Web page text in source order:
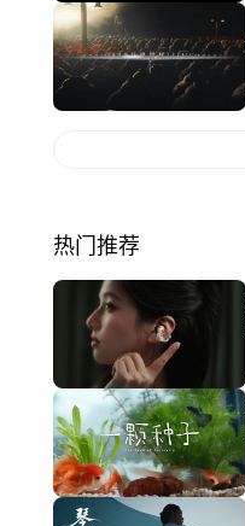
热门推荐